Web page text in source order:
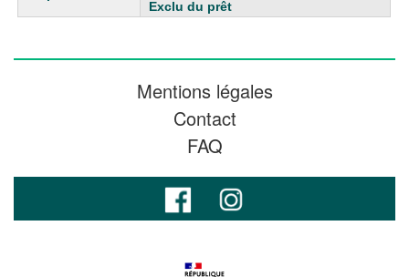
Exclu du prêt
Mentions légales
Contact
FAQ